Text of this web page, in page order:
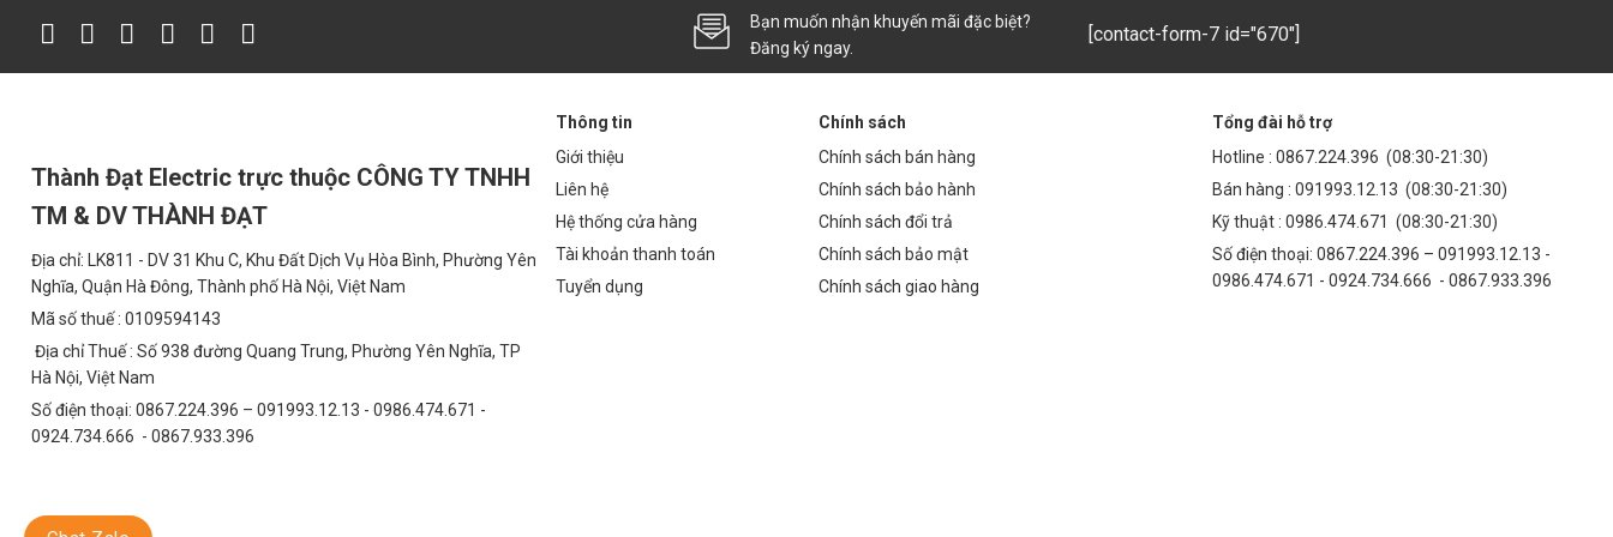
Đèn thả pha lê K9 017T800 có thể được sử dụng trong nhiều không gian khác nhau, bao gồm:
Nhà hàng, khách sạn: Tạo không gian sang trọng và ấn tượng cho khách hàng.
Văn phòng, showroom: Tạo không gian chuyên nghiệp và hiện đại.
6. FAQs – Giải Đáp Thắc Mắc
1. Đèn thả pha lê K9 cao cấp 017T800 có bảo hành không?
Có, Thành Đạt LED TDL cung cấp chế độ bảo hành 2 năm cho đèn thả pha lê K9 cao cấp 017T800, kể từ ngày mua hàng. Chúng tôi
cam kết hỗ trợ khách hàng trong suốt quá trình sử dụng sản phẩm.
2. Cách vệ sinh đèn chùm này như thế nào?
Bạn muốn nhận khuyến mãi đặc biệt?
Đăng ký ngay.
[contact-form-7 id="670"]
Thành Đạt Electric trực thuộc CÔNG TY TNHH
TM & DV THÀNH ĐẠT
Địa chỉ: LK811 - DV 31 Khu C, Khu Đất Dịch Vụ Hòa Bình, Phường Yên
Nghĩa, Quận Hà Đông, Thành phố Hà Nội, Việt Nam
Mã số thuế : 0109594143
Địa chỉ Thuế : Số 938 đường Quang Trung, Phường Yên Nghĩa, TP
Hà Nội, Việt Nam
Số điện thoại: 0867.224.396 – 091993.12.13 - 0986.474.671 -
0924.734.666 - 0867.933.396
Thông tin
Giới thiệu
Liên hệ
Hệ thống cửa hàng
Tài khoản thanh toán
Tuyển dụng
Chính sách
Chính sách bán hàng
Chính sách bảo hành
Chính sách đổi trả
Chính sách bảo mật
Chính sách giao hàng
Tổng đài hỗ trợ
Hotline : 0867.224.396 (08:30-21:30)
Bán hàng : 091993.12.13 (08:30-21:30)
Kỹ thuật : 0986.474.671 (08:30-21:30)
Số điện thoại: 0867.224.396 – 091993.12.13 -
0986.474.671 - 0924.734.666 - 0867.933.396